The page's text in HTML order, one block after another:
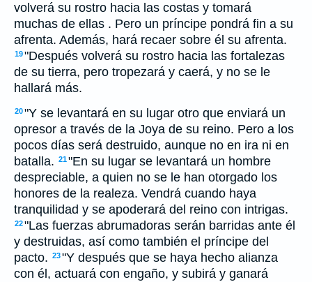
volverá su rostro hacia las costas y tomará
muchas de ellas . Pero un príncipe pondrá fin a su
afrenta. Además, hará recaer sobre él su afrenta.
19"Después volverá su rostro hacia las fortalezas
de su tierra, pero tropezará y caerá, y no se le
hallará más.
20"Y se levantará en su lugar otro que enviará un
opresor a través de la Joya de su reino. Pero a los
pocos días será destruido, aunque no en ira ni en
batalla. 21"En su lugar se levantará un hombre
despreciable, a quien no se le han otorgado los
honores de la realeza. Vendrá cuando haya
tranquilidad y se apoderará del reino con intrigas.
22"Las fuerzas abrumadoras serán barridas ante él
y destruidas, así como también el príncipe del
pacto. 23"Y después que se haya hecho alianza
con él, actuará con engaño, y subirá y ganará